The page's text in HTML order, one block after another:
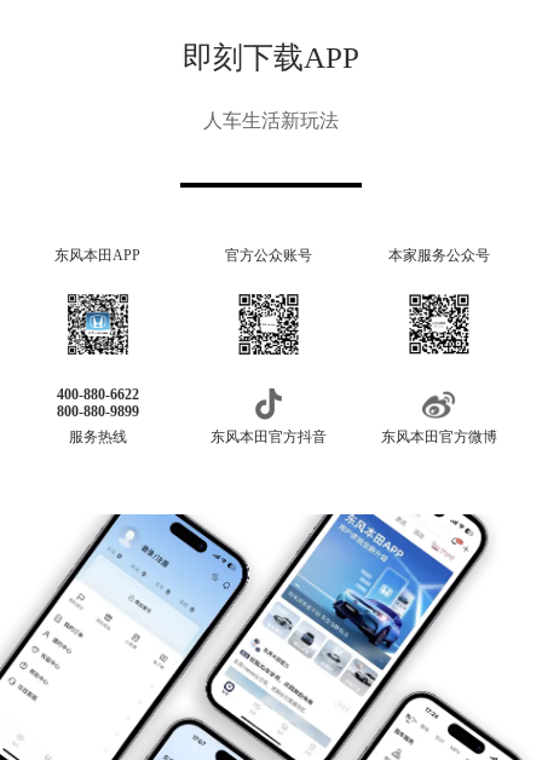
即刻下载APP
人车生活新玩法
东风本田APP 官方公众账号 本家服务公众号
400-880-6622
800-880-9899
服务热线
东风本田官方抖音 东风本田官方微博